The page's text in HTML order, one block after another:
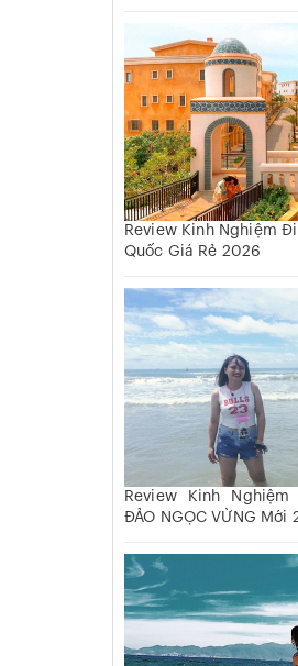
Review Kinh Nghiệm
Quốc Giá Rẻ 2026
Review Kinh
ĐẢO NGỌC VỪNG Mới